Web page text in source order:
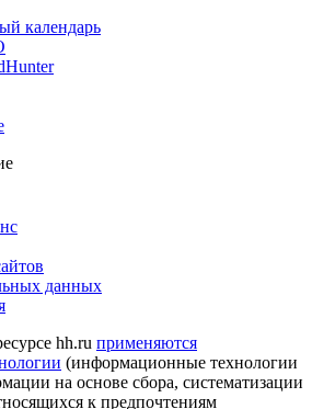
календарь
данных
hh.ru применяются
(информационные технологии
на основе сбора, систематизации
к предпочтениям